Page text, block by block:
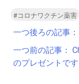
#コロナワクチン薬害
投
稿
ナ
一つ後ろの記事：
一つ前の記事：
のプレゼントです